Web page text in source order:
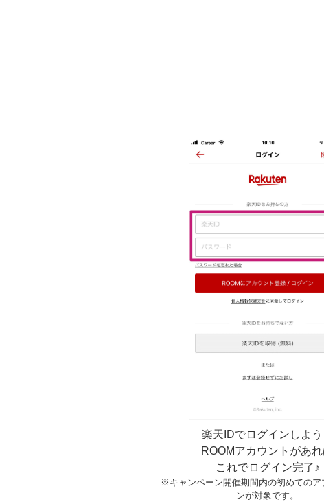
楽天IDでログインしよう
ROOMアカウントがあ
これでログイン完了♪
※キャンペーン開催期間内の初めてのア
ンが対象です。